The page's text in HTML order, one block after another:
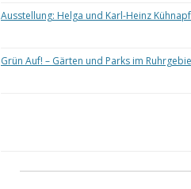
Ausstellung: Helga und Karl-Heinz
Grün Auf! – Gärten und Parks im